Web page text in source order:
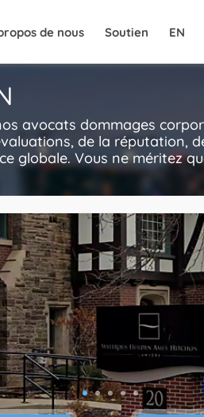
de nous Soutien EN
avocats dommages
de la réputation,
globale. Vous ne méritez